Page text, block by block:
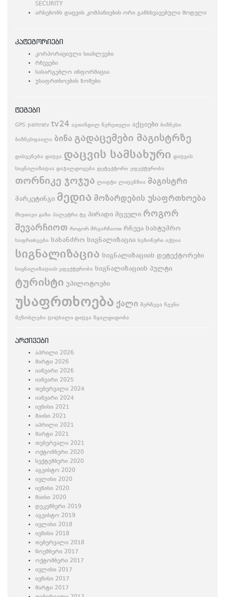
SECURITY
არსებობს დაცვის კომპანიების ორი განსხვავებული მოდელი
კატეგორიები
კორპორაციული სიახლეები
რჩევები
სასარგებლო ინფორმაცია
უსაფრთხოების ზომები
ტეგები
GPS palitratv tv24 ავთანდილ წერეთელი აქციები ბიზნესი
ბიზნესფაილი ბინა გადაცემები მაგისტრზე
დასვენება დაცვა დაცვის სამსახური დაცვის
სიგნალიზაცია დაჯილდოვება დეტექტორი ეფექტურობა
თორნიკე ჯოჯუა ლიფტი ლიცენზია მაგისტრი
მარკეტინგი მედია მოზარდების უსაფრთხოება
მხუთავი გაზი პალეტრა ტვ პირადი მცველი როგორ
შევარჩიოთ როგორ შრვარჩიოთ რჩევა სასტუმრო
საფრთხეები სახანძრო სიგნალიზაცია სეზონური აქცია
სიგნალიზაცია სიგნალიზაციის დეტექტორები
სიგნალიზაციის ეფექტურობა სიგნალიზაციის პულტი
ტურისტი უპილოტოები
უსაფრთხოება ქალი შერჩევა ჩვენი
მეზობლები ცოცხალი დაცვა წყალდიდობა
არქივები
აპრილი 2026
მარტი 2026
იანვარი 2026
იანვარი 2025
თებერვალი 2024
იანვარი 2024
ივნისი 2021
მაისი 2021
აპრილი 2021
მარტი 2021
თებერვალი 2021
ოქტომბერი 2020
სექტემბერი 2020
აგვისტო 2020
ივლისი 2020
ივნისი 2020
მაისი 2020
დეკემბერი 2019
აგვისტო 2019
ივლისი 2018
ივნისი 2018
თებერვალი 2018
ნოემბერი 2017
ოქტომბერი 2017
ივლისი 2017
ივნისი 2017
მარტი 2017